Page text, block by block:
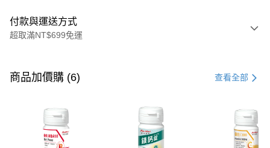
付款與運送方式
超取滿NT$699免運
信用卡一次付款
Apple Pay
商品加價購 (6) 查看全部